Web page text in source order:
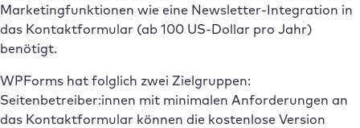
Marketingfunktionen wie eine Newsletter-Integration in
das Kontaktformular (ab 100 US-Dollar pro Jahr)
benötigt.
WPForms hat folglich zwei Zielgruppen:
Seitenbetreiber:innen mit minimalen Anforderungen an
das Kontaktformular können die kostenlose Version